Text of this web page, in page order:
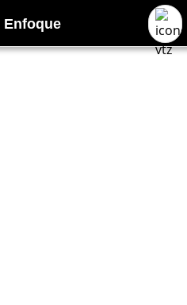
Enfoque